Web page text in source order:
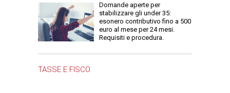
Domande aperte per
stabilizzare gli under 35:
esonero contributivo fino a 500
euro al mese per 24 mesi.
Requisiti e procedura.
TASSE E FISCO